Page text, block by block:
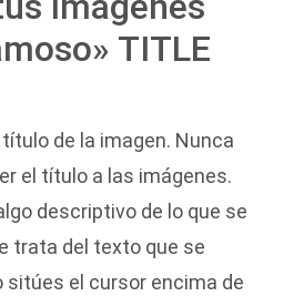
TITLE
de la imagen. Nunca
el título a las imágenes.
descriptivo de lo que se
trata del texto que se
sitúes el cursor encima de